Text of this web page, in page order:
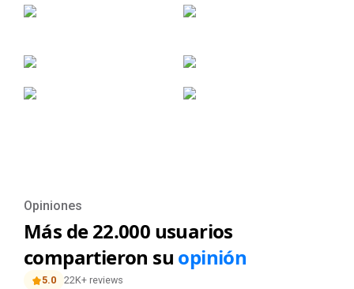
Opiniones
Más de 22.000 usuarios
compartieron su opinión
5.0 22K+ reviews